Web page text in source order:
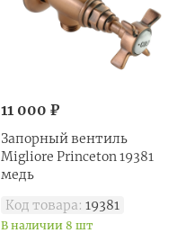
11 000 ₽
Запорный вентиль
Migliore Princeton 19381
медь
Код товара: 19381
В наличии 8 шт